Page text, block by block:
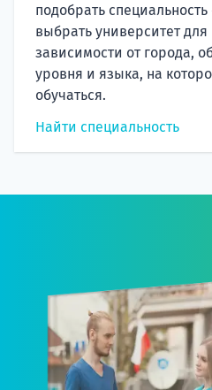
подобрать
выбрать университет для
зависимости от города,
уровня и языка, на
обучаться.
Найти специальность